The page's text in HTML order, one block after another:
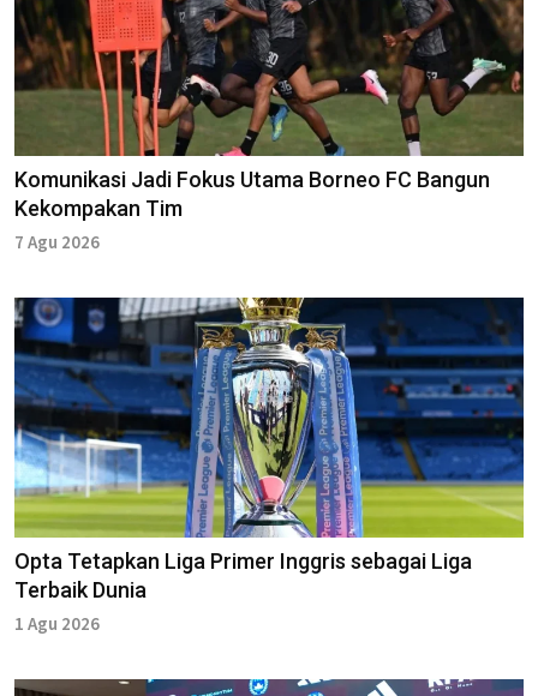
Komunikasi Jadi Fokus Utama Borneo FC Bangun
Kekompakan Tim
7 Agu 2026
Opta Tetapkan Liga Primer Inggris sebagai Liga
Terbaik Dunia
1 Agu 2026